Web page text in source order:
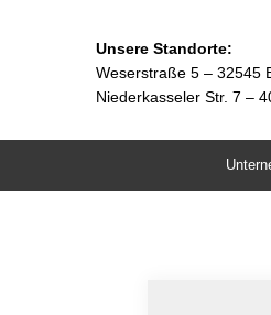
Unsere Standorte:
Weserstraße 5 – 32545
Niederkasseler Str. 7 –